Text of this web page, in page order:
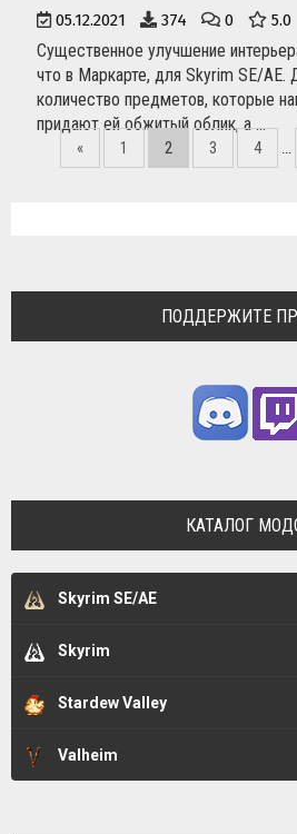
05.12.2021 374 0 5.0
Существенное улучшение
что в Маркарте, для Skyrim SE/AE.
количество предметов, которые
придают ей обжитый облик, а ...
« 1 2 3 4 ...
ПОДДЕРЖИТЕ
КАТАЛОГ
Skyrim SE/AE
Skyrim
Stardew Valley
Valheim